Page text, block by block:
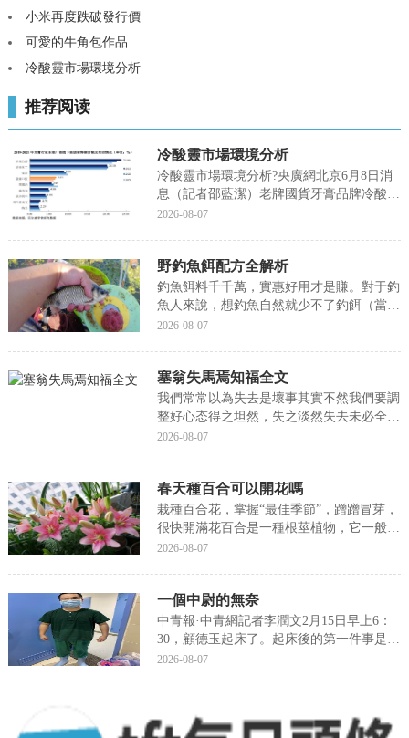
小米再度跌破發行價
可愛的牛角包作品
冷酸靈市場環境分析
推荐阅读
冷酸靈市場環境分析
冷酸靈市場環境分析?央廣網北京6月8日消
息（記者邵藍潔）老牌國貨牙膏品牌冷酸靈
也要上市了，其母公司重慶登康口腔護理用
交所主闆挂牌上市，下面我們就來聊聊關于
冷酸...
2026-08-07
野釣魚餌配方全解析
釣魚餌料千千萬，實惠好用才是賺。對于釣
魚人來說，想釣魚自然就少不了釣餌（當然
姜太公除外）。現在的釣魚人基本都比較喜
去使用。再好的餌料，你使用不好釣不到魚
那也一樣是白...
2026-08-07
塞翁失馬焉知福全文
我們常常以為失去是壞事其實不然我們要調
整好心态得之坦然，失之淡然失去未必全是
壞事得到未必全是好事如果得到你渴望的便
到之福，得到之喜便是人生鴻運臨門的吉祥
如果失去不該...
2026-08-07
春天種百合可以開花嗎
栽種百合花，掌握“最佳季節”，蹭蹭冒芽，
很快開滿花百合是一種根莖植物，它一般在
夏季是休眠的，隻保留一個根莖在土裡邊，
也不能太低，保證它正常的生長都是可以
的，我們在冬...
2026-08-07
一個中尉的無奈
中青報·中青網記者李潤文2月15日早上6：
30，顧德玉起床了。起床後的第一件事是大
便。這是一件大事，如果不能順利大便，他
他和...
2026-08-07